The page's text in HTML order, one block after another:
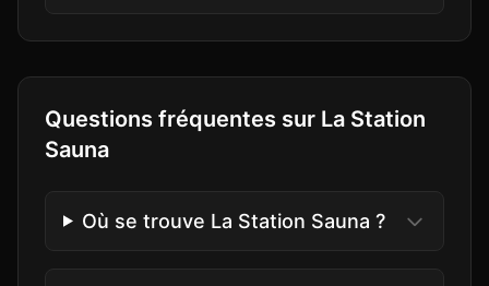
Questions fréquentes sur La Station
Sauna
Où se trouve La Station Sauna ?